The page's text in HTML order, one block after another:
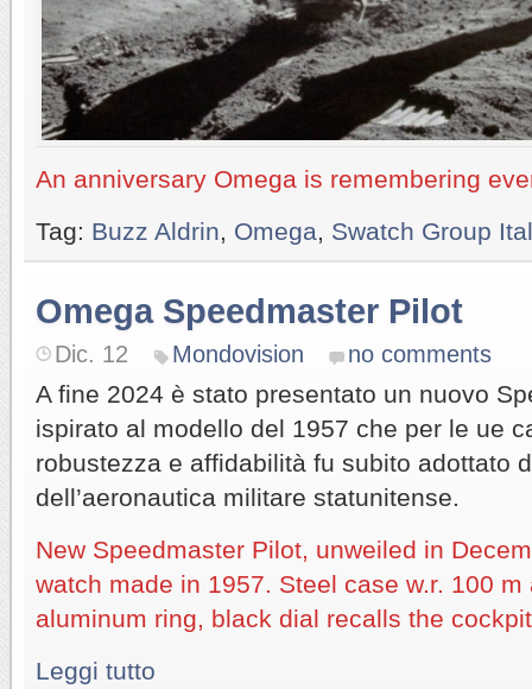
An anniversary Omega is remembering
Tag: Buzz Aldrin, Omega, Swatch Group
Omega Speedmaster Pilot
Dic. 12 Mondovision no comments
A fine 2024 è stato presentato un nuovo
ispirato al modello del 1957 che per le ue
robustezza e affidabilità fu subito adottato
dell’aeronautica militare statunitense.
New Speedmaster Pilot, unweiled in
watch made in 1957. Steel case w.r. 100 m
aluminum ring, black dial recalls the
Leggi tutto